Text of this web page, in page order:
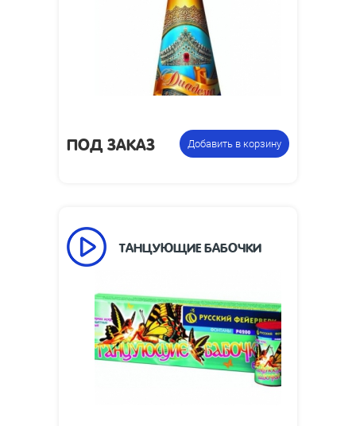
Размеры упаковки,
320 x 110
Фонтан
пиротехнический
ПОД ЗАКАЗ Добавить в корзину
ТАНЦУЮЩИЕ БАБОЧКИ
Высота пламени, м:
1
Размеры упаковки,
75 x 45
Цена указана за
фасовку:
Упаковка из 6